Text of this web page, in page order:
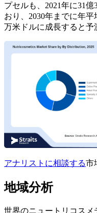
プセルも、2021年に31
おり、2030年までに年
万米ドルに成長すると予
アナリストに相談する市
地域分析
世界のニュートリコスメ